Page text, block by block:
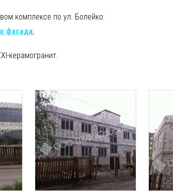
комплексе по ул. Болейко:
фасада;
керамогранит.